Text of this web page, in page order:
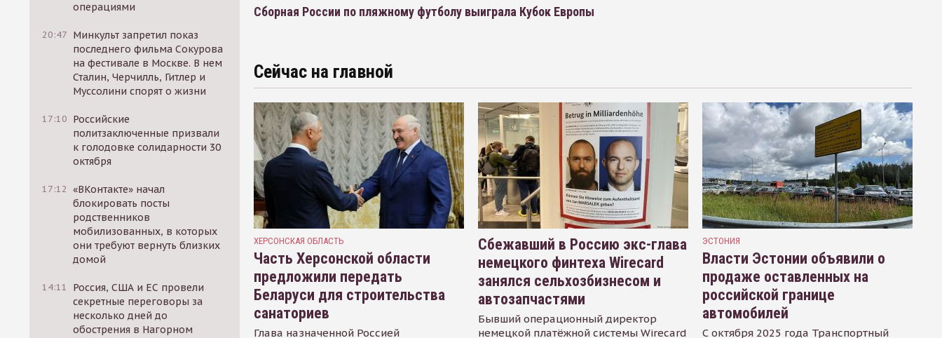
операциями
20:47 Минкульт запретил показ
последнего фильма Сокурова
на фестивале в Москве. В нем
Сталин, Черчилль, Гитлер и
Муссолини спорят о жизни
17:10 Российские
политзаключенные призвали
к голодовке солидарности 30
октября
17:12 «ВКонтакте» начал
блокировать посты
родственников
мобилизованных, в которых
они требуют вернуть близких
домой
14:11
Россия, США и ЕС провели
секретные переговоры за
несколько дней до
обострения в Нагорном
Сборная России по пляжному футболу выиграла Кубок Европы
Сейчас на главной
ХЕРСОНСКАЯ ОБЛАСТЬ
Часть Херсонской области
предложили передать
Беларуси для строительства
санаториев
Глава назначенной Россией
Сбежавший в Россию экс-глава
немецкого финтеха Wirecard
занялся сельхозбизнесом и
автозапчастями
Бывший операционный директор
немецкой платёжной системы Wirecard
ЭСТОНИЯ
Власти Эстонии объявили о
продаже оставленных на
российской границе
автомобилей
С октября 2025 года Транспортный